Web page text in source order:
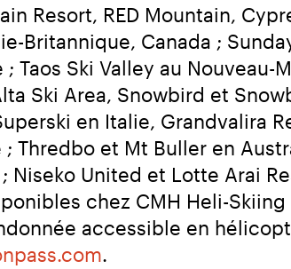
Resort, RED Mountain,
Britannique, Canada ;
Taos Ski Valley au
Ski Area, Snowbird et
en Italie, Grandvalira
Thredbo et Mt Buller en
Niseko United et Lotte Arai
chez CMH Heli-
accessible en
.